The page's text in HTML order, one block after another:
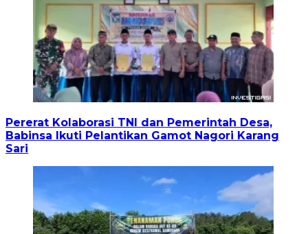
Pererat Kolaborasi TNI dan Pemerintah Desa,
Babinsa Ikuti Pelantikan Gamot Nagori Karang
Sari